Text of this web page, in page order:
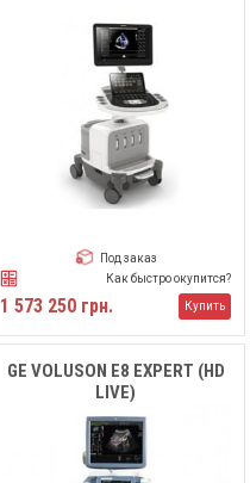
Под заказ
Как быстро окупится?
1 573 250 грн. Купить
GE VOLUSON E8 EXPERT (HD
LIVE)